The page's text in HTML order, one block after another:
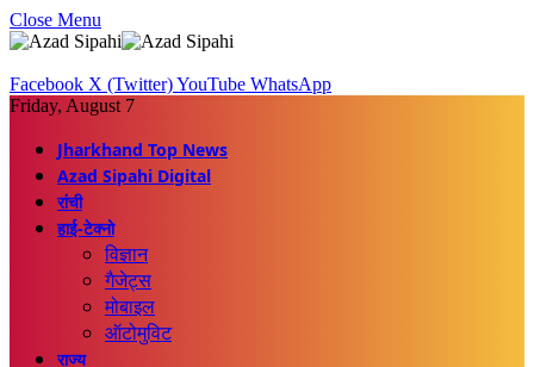
Close Menu
Facebook X (Twitter)YouTube WhatsApp
Friday, August 7
Jharkhand Top News
Azad Sipahi Digital
रांची
हाई-टेक्नो
विज्ञान
गैजेट्स
मोबाइल
ऑटोमुविट
राज्य